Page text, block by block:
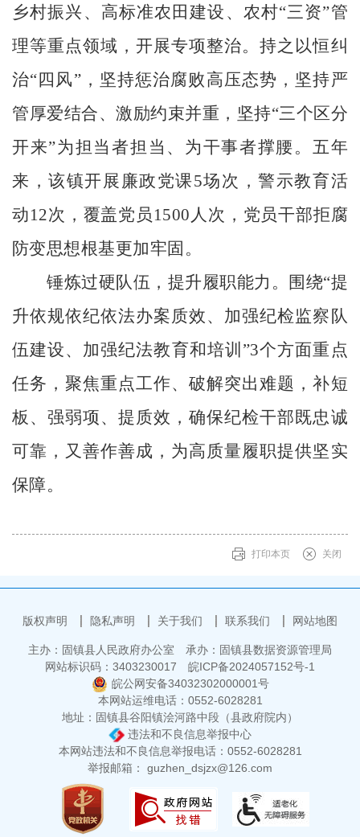
乡村振兴、高标准农田建设、农村“三资”管
理等重点领域，开展专项整治。持之以恒纠
治“四风”，坚持惩治腐败高压态势，坚持严
管厚爱结合、激励约束并重，坚持“三个区分
开来”为担当者担当、为干事者撑腰。 五年
来，该镇开展廉政党课5场次，警示教育活
动12次，覆盖党员1500人次，党员干部拒腐
防变思想根基更加牢固。
锤炼过硬队伍，提升履职能力。围绕“提
升依规依纪依法办案质效、加强纪检监察队
伍建设、加强纪法教育和培训”3个方面重点
任务，聚焦重点工作、破解突出难题，补短
板、强弱项、提质效，确保纪检干部既忠诚
可靠，又善作善成，为高质量履职提供坚实
保障。
打印本页 关闭
版权声明 隐私声明 关于我们 联系我们 网站地图
主办：固镇县人民政府办公室
承办：固镇县数据资源管理局
网站标识码：3403230017
皖ICP备2024057152号-1
皖公网安备34032302000001号
本网站运维电话：0552-6028281
地址：固镇县谷阳镇浍河路中段（县政府院内）
违法和不良信息举报中心
本网站违法和不良信息举报电话：0552-6028281
举报邮箱： guzhen_dsjzx@126.com